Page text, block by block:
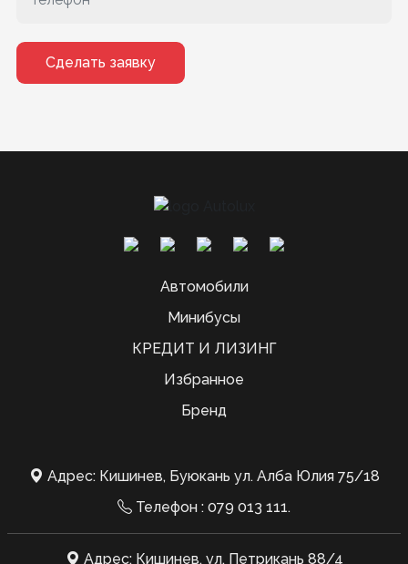
Сделать заявку
Автомобили
Минибусы
КРЕДИТ И ЛИЗИНГ
Избранное
Бренд
Адрес: Кишинев, Буюкань ул. Алба Юлия 75/18
Телефон : 079 013 111.
Адрес: Кишинев, ул. Петрикань 88/4